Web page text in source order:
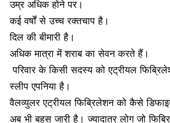
उम्र अधिक होने पर।
कई वर्षों से उच्च रक्तचाप है ।
दिल की बीमारी है।
अधिक मात्रा में शराब का सेवन करते हैं।
परिवार के किसी सदस्य को एट्रीयल
स्लीप एपनिया है।
वैलव्युलर एट्रीयल फिब्रिलेशन को कैसे
अब भी बहस जारी है। ज्यादातर लोग जो